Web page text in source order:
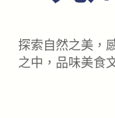
探索自然之美，
之中，品味美食